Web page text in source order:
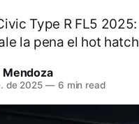
Type R FL5
la pena el hot
Mendoza
de 2025 —6 min read